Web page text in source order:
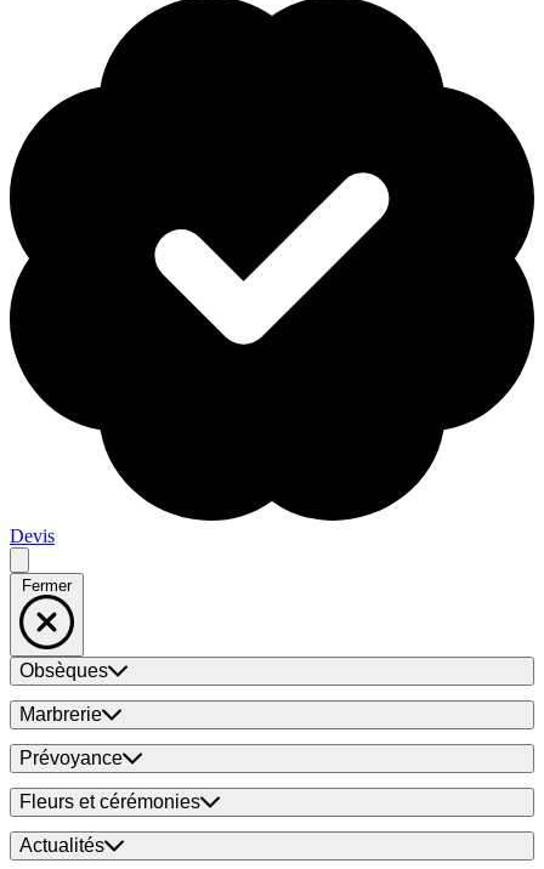
Devis
Fermer
Obsèques
Marbrerie
Prévoyance
Fleurs et cérémonies
Actualités